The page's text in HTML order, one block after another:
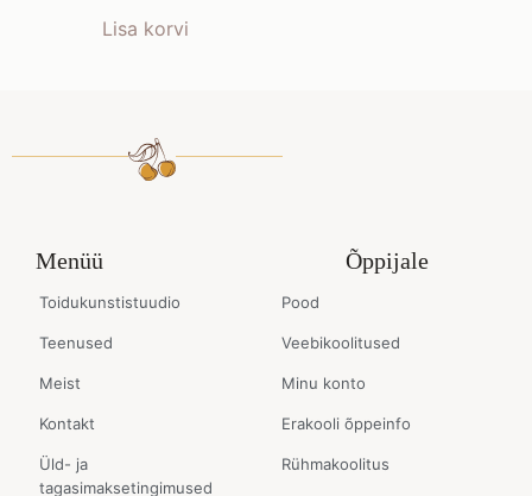
Lisa korvi
Menüü
Toidukunstistuudio
Teenused
Meist
Kontakt
Üld- ja
tagasimaksetingimused
Õppijale
Pood
Veebikoolitused
Minu konto
Erakooli õppeinfo
Rühmakoolitus